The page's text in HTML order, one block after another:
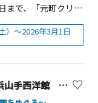
まで、「元町クリス
ン」、12月26日か
「元町ウィンター
に「元町クリスマ
実施します。みな
）～2026年3月1日
【開催終了】横浜山手西洋館 世界のクリスマス2025